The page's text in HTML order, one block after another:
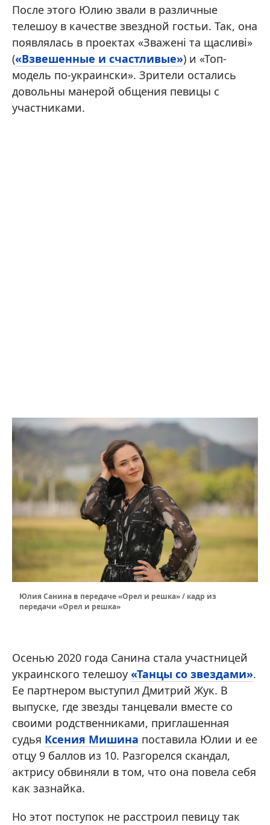
После этого Юлию звали в различные
телешоу в качестве звездной гостьи. Так, она
появлялась в проектах «Зважені та щасливі»
(«Взвешенные и счастливые») и «Топ-
модель по-украински». Зрители остались
довольны манерой общения певицы с
участниками.
Юлия Санина в передаче «Орел и решка» / кадр из
передачи «Орел и решка»
Осенью 2020 года Санина стала участницей
украинского телешоу «Танцы со звездами».
Ее партнером выступил Дмитрий Жук. В
выпуске, где звезды танцевали вместе со
своими родственниками, приглашенная
судья Ксения Мишина поставила Юлии и ее
отцу 9 баллов из 10. Разгорелся скандал,
актрису обвиняли в том, что она повела себя
как зазнайка.
Но этот поступок не расстроил певицу так